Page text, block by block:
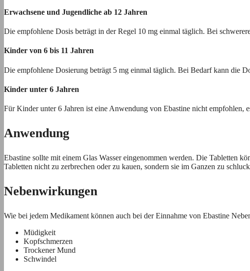
Erwachsene und Jugendliche ab 12 Jahren
Die empfohlene Dosis beträgt in der Regel 10 mg einmal täglich. Bei
Kinder von 6 bis 11 Jahren
Die empfohlene Dosierung beträgt 5 mg einmal täglich. Bei Bedarf kann die
Kinder unter 6 Jahren
Für Kinder unter 6 Jahren ist eine Anwendung von Ebastine nicht empfohlen,
Anwendung
Ebastine sollte mit einem Glas Wasser eingenommen werden. Die Tabletten
Tabletten nicht zu zerbrechen oder zu kauen, sondern sie im Ganzen zu
Nebenwirkungen
Wie bei jedem Medikament können auch bei der Einnahme von Ebastine
Müdigkeit
Kopfschmerzen
Trockener Mund
Schwindel